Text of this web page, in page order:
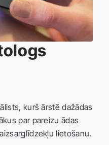
kurš ārstē dažādas
par pareizu ādas
lietošanu.